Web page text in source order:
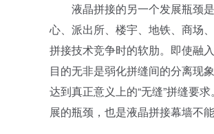
液晶拼接的另一个发展瓶颈是
心、派出所、楼宇、地铁、商场
拼接技术竞争时的软肋。即使融
目的无非是弱化拼缝间的分离现
达到真正意义上的“无缝”拼缝要
展的瓶颈，也是液晶拼接幕墙不